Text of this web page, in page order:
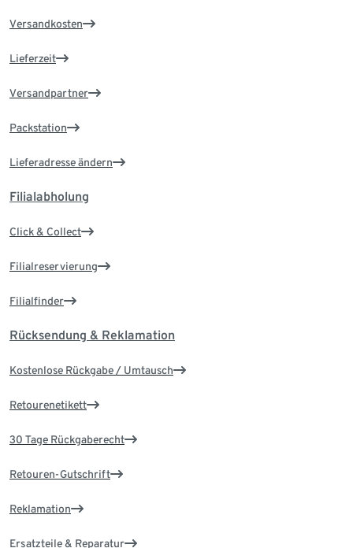
Versandkosten
Lieferzeit
Versandpartner
Packstation
Lieferadresse ändern
Filialabholung
Click & Collect
Filialreservierung
Filialfinder
Rücksendung & Reklamation
Kostenlose Rückgabe / Umtausch
Retourenetikett
30 Tage Rückgaberecht
Retouren-Gutschrift
Reklamation
Ersatzteile & Reparatur